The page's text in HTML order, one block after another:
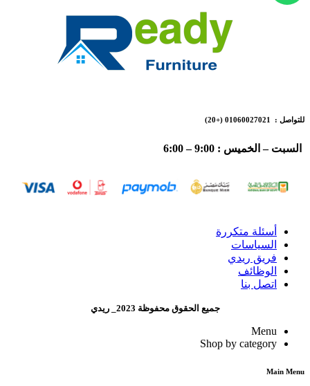
للتواصل : 01060027021 (+20)
السبت – الخميس : 9:00 – 6:00
أسئلة متكررة
السياسات
فريق ريدي
الوظائف
اتصل بنا
جميع الحقوق محفوظة 2023_ ريدي
Menu
Shop by category
Main Menu